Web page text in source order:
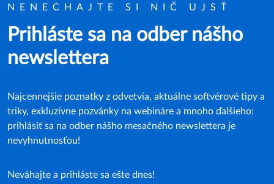
NENECHAJTE SI NIČ UJSŤ
Prihláste sa na odber nášho
newslettera
Najcennejšie poznatky z odvetvia, aktuálne softvérové tipy a
triky, exkluzívne pozvánky na webináre a mnoho ďalšieho:
prihlásiť sa na odber nášho mesačného newslettera je
nevyhnutnosťou!
Neváhajte a prihláste sa ešte dnes!